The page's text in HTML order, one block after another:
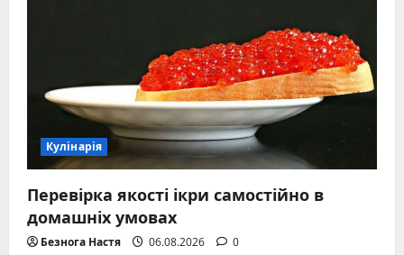
Кулінарія
Перевірка якості ікри самостійно в
домашніх умовах
Безнога Настя 06.08.2026 0